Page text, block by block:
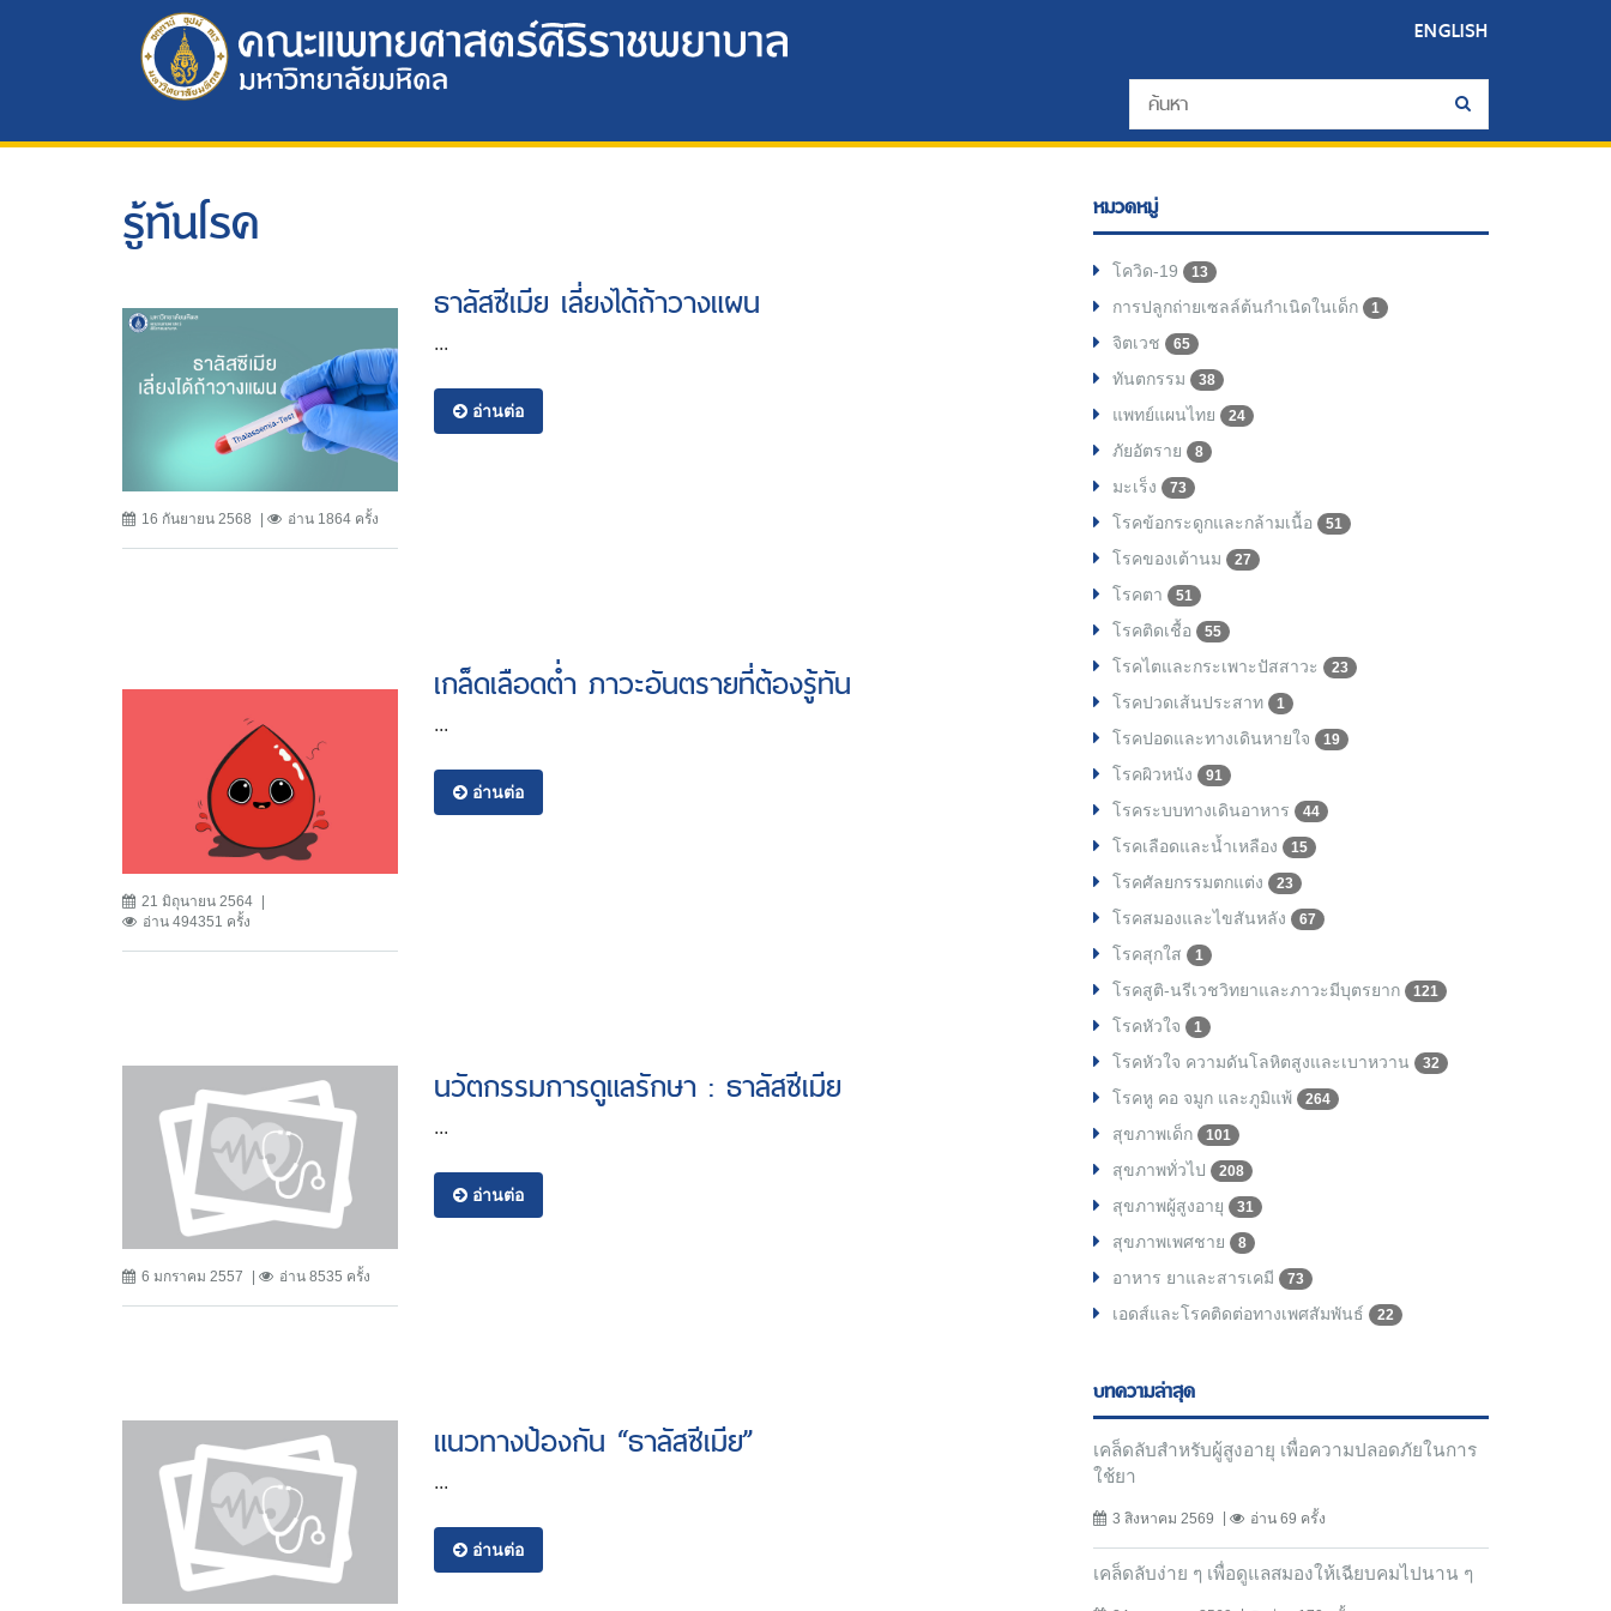
ENGLISH
รู้ทันโรค
16 กันยายน 2568 อ่าน 1864 ครั้ง
ธาลัสซีเมีย เลี่ยงได้ถ้าวางแผน
...
อ่านต่อ
21 มิถุนายน 2564
อ่าน 494351 ครั้ง
เกล็ดเลือดต่ำ ภาวะอันตรายที่ต้องรู้ทัน
...
อ่านต่อ
6 มกราคม 2557 อ่าน 8535 ครั้ง
นวัตกรรมการดูแลรักษา : ธาลัสซีเมีย
...
อ่านต่อ
แนวทางป้องกัน “ธาลัสซีเมีย”
...
อ่านต่อ
หมวดหมู่
โควิด-19 13
การปลูกถ่ายเซลล์ต้นกำเนิดในเด็ก 1
จิตเวช 65
ทันตกรรม 38
แพทย์แผนไทย 24
ภัยอัตราย 8
มะเร็ง 73
โรคข้อกระดูกและกล้ามเนื้อ 51
โรคของเต้านม 27
โรคตา 51
โรคติดเชื้อ 55
โรคไตและกระเพาะปัสสาวะ 23
โรคปวดเส้นประสาท 1
โรคปอดและทางเดินหายใจ 19
โรคผิวหนัง 91
โรคระบบทางเดินอาหาร 44
โรคเลือดและน้ำเหลือง 15
โรคศัลยกรรมตกแต่ง 23
โรคสมองและไขสันหลัง 67
โรคสุกใส 1
โรคสูติ-นรีเวชวิทยาและภาวะมีบุตรยาก 121
โรคหัวใจ 1
โรคหัวใจ ความดันโลหิตสูงและเบาหวาน 32
โรคหู คอ จมูก และภูมิแพ้ 264
สุขภาพเด็ก 101
สุขภาพทั่วไป 208
สุขภาพผู้สูงอายุ 31
สุขภาพเพศชาย 8
อาหาร ยาและสารเคมี 73
เอดส์และโรคติดต่อทางเพศสัมพันธ์ 22
บทความล่าสุด
เคล็ดลับสำหรับผู้สูงอายุ เพื่อความปลอดภัยในการ
ใช้ยา
3 สิงหาคม 2569 อ่าน 69 ครั้ง
เคล็ดลับง่าย ๆ เพื่อดูแลสมองให้เฉียบคมไปนาน ๆ